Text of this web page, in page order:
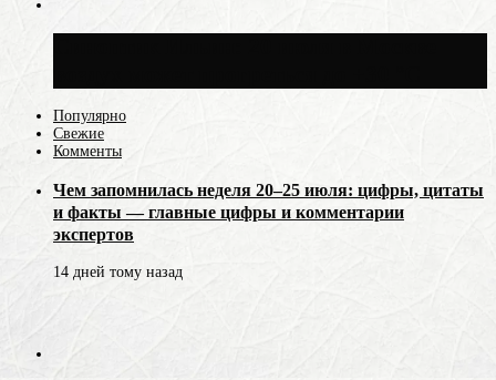
Популярно
Свежие
Комменты
Чем запомнилась неделя 20–25 июля: цифры, цитаты
и факты — главные цифры и комментарии
экспертов
14 дней тому назад